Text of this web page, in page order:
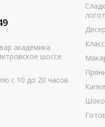
академика
шоссе
с 10 до 20 часов